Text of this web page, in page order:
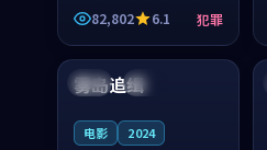
品，围绕危机、反转与
人物成长展开，整体节
奏紧凑，值得推荐观
看。
82,802 6.1 犯罪
中国 杜比
雾岛追缉
电影 2024